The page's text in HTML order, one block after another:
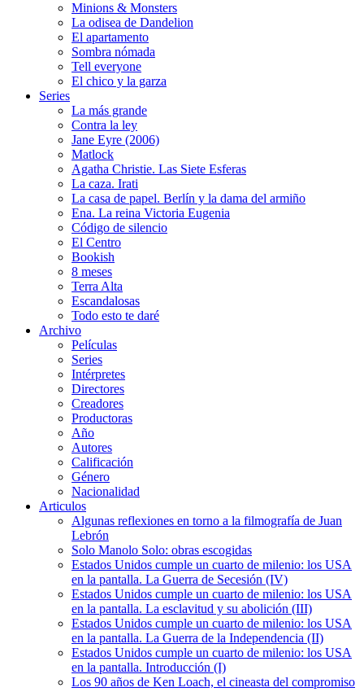
Minions & Monsters
La odisea de Dandelion
El apartamento
Sombra nómada
Tell everyone
El chico y la garza
Series
La más grande
Contra la ley
Jane Eyre (2006)
Matlock
Agatha Christie. Las Siete Esferas
La caza. Irati
La casa de papel. Berlín y la dama del armiño
Ena. La reina Victoria Eugenia
Código de silencio
El Centro
Bookish
8 meses
Terra Alta
Escandalosas
Todo esto te daré
Archivo
Películas
Series
Intérpretes
Directores
Creadores
Productoras
Año
Autores
Calificación
Género
Nacionalidad
Articulos
Algunas reflexiones en torno a la filmografía de Juan
Lebrón
Solo Manolo Solo: obras escogidas
Estados Unidos cumple un cuarto de milenio: los USA
en la pantalla. La Guerra de Secesión (IV)
Estados Unidos cumple un cuarto de milenio: los USA
en la pantalla. La esclavitud y su abolición (III)
Estados Unidos cumple un cuarto de milenio: los USA
en la pantalla. La Guerra de la Independencia (II)
Estados Unidos cumple un cuarto de milenio: los USA
en la pantalla. Introducción (I)
Los 90 años de Ken Loach, el cineasta del compromiso